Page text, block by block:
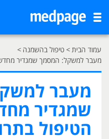
עמוד הבית> טיפול בהשמנה >
מעבר למשקל: המסמך שמגדיר מחדש
מעבר
שמגדיר
הטיפול